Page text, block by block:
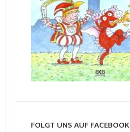
FOLGT UNS AUF FACEBOOK